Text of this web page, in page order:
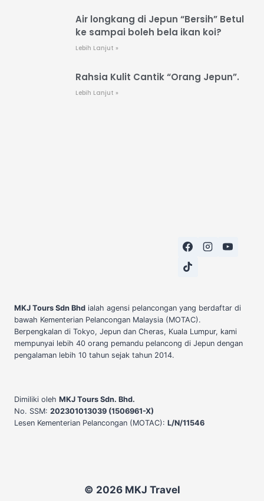
Air longkang di Jepun “Bersih” Betul
ke sampai boleh bela ikan koi?
Lebih Lanjut »
Rahsia Kulit Cantik “Orang Jepun”.
Lebih Lanjut »
MKJ Tours Sdn Bhd ialah agensi pelancongan yang berdaftar di
bawah Kementerian Pelancongan Malaysia (MOTAC).
Berpengkalan di Tokyo, Jepun dan Cheras, Kuala Lumpur, kami
mempunyai lebih 40 orang pemandu pelancong di Jepun dengan
pengalaman lebih 10 tahun sejak tahun 2014.
Dimiliki oleh MKJ Tours Sdn. Bhd.
No. SSM: 202301013039 (1506961-X)
Lesen Kementerian Pelancongan (MOTAC): L/N/11546
© 2026 MKJ Travel